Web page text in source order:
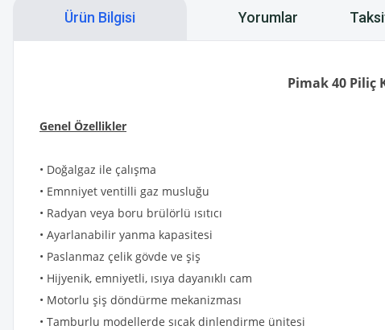
Ürün Bilgisi Yorumlar
Pimak 40 Piliç
Genel Özellikler
• Doğalgaz ile çalışma
• Emnniyet ventilli gaz musluğu
• Radyan veya boru brülörlü ısıtıcı
• Ayarlanabilir yanma kapasitesi
• Paslanmaz çelik gövde ve şiş
• Hijyenik, emniyetli, ısıya dayanıklı cam
• Motorlu şiş döndürme mekanizması
• Tamburlu modellerde sıcak dinlendirme ünitesi